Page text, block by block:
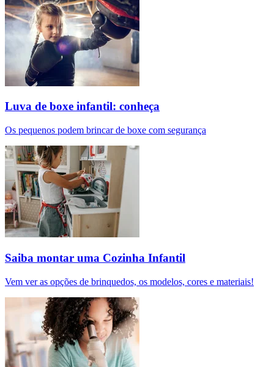
Luva de boxe infantil: conheça
Os pequenos podem brincar de boxe com segurança
Saiba montar uma Cozinha Infantil
Vem ver as opções de brinquedos, os modelos, cores e materiais!